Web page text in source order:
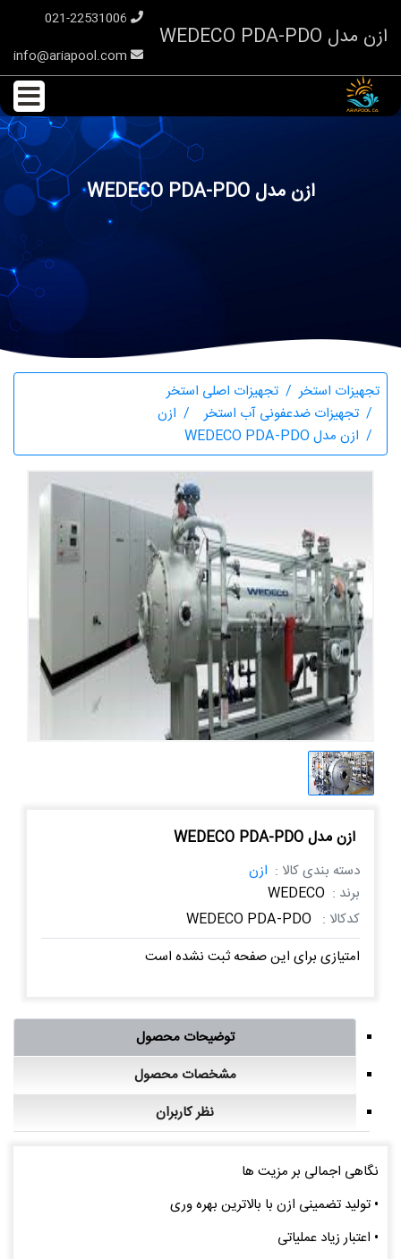
ازن مدل WEDECO PDA-PDO
ازن مدل WEDECO PDA-PDO
تجهیزات استخر
تجهیزات اصلی استخر
تجهیزات ضدعفونی آب استخر
ازن
ازن مدل WEDECO PDA-PDO
ازن مدل WEDECO PDA-PDO
دسته بندی کالا : ازن
برند : WEDECO
کدکالا : WEDECO PDA-PDO
امتیازی برای این صفحه ثبت نشده است
توضیحات محصول
مشخصات محصول
نظر کاربران
نگاهی اجمالی بر مزیت ‌ها
• تولید تضمینی ازن با بالاترین بهره وری
• اعتبار زیاد عملیاتی